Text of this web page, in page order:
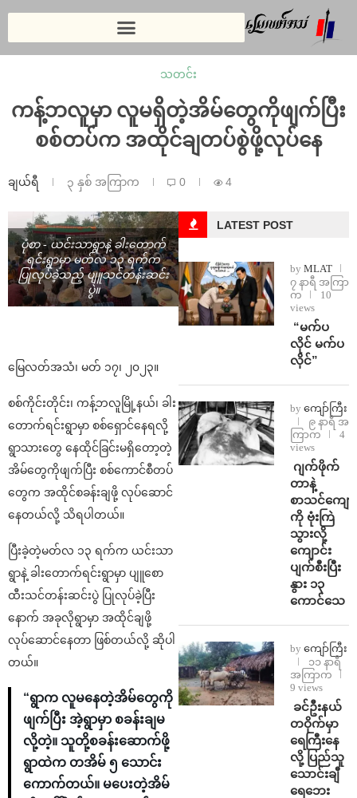
သတင်း
ကန့်ဘလူမှာ လူမရှိတဲ့အိမ်တွေကိုဖျက်ပြီး
စစ်တပ်က အထိုင်ချတပ်စွဲဖို့လုပ်နေ
ချယ်ရီ ၃ နှစ် အကြာက 0 4
ပုံစာ - ယင်းသာရွာနဲ့ ခါးတောက်
ရင်းရွာမှာ မတ်လ ၁၃ ရက်က
ပြုလုပ်ခဲ့သည့် ပျူသင်တန်းဆင်း
ပွဲ။
မြေလတ်အသံ၊ မတ် ၁၇၊ ၂၀၂၃။
စစ်ကိုင်းတိုင်း၊ ကန့်ဘလူမြို့နယ်၊ ခါး
တောက်ရင်းရွာမှာ စစ်ရှောင်နေရလို့
ရွာသားတွေ နေထိုင်ခြင်းမရှိတော့တဲ့
အိမ်တွေကိုဖျက်ပြီး စစ်ကောင်စီတပ်
တွေက အထိုင်စခန်းချဖို့ လုပ်ဆောင်
နေတယ်လို့ သိရပါတယ်။
ပြီးခဲ့တဲ့မတ်လ ၁၃ ရက်က ယင်းသာ
ရွာနဲ့ ခါးတောက်ရင်းရွာမှာ ပျူစော
ထီးသင်တန်းဆင်းပွဲ ပြုလုပ်ခဲ့ပြီး
နောက် အခုလိုရွာမှာ အထိုင်ချဖို့
လုပ်ဆောင်နေတာ ဖြစ်တယ်လို့ ဆိုပါ
တယ်။
“ရွာက လူမနေတဲ့အိမ်တွေကို
ဖျက်ပြီး အဲ့ရွာမှာ စခန်းချမ
လို့တဲ့။ သူတို့စခန်းဆောက်ဖို့
ရွာထဲက တအိမ် ၅ သောင်း
ကောက်တယ်။ မပေးတဲ့အိမ်
LATEST POST
by MLAT
၇ နာရီ အကြာ
က
10
views
⁨ ⁨“မက်ပ
လိုင် မက်ပ
လိုင်”
by ကျော်ကြီး
၉ နာရီ အ
ကြာက
4
views
⁨⁩ ⁨ဂျက်ဖိုက်
တာနဲ့
စာသင်ကျော
ကို ဗုံးကြဲ
သွားလို့
ကျောင်း
ပျက်စီးပြီး
နွား ၁၃
ကောင်သေ
by ကျော်ကြီး
၁၁ နာရီ
အကြာက
9 views
⁩ ⁨ခင်ဦးနယ်
တဝိုက်မှာ
ရေကြီးနေ
လို့ ပြည်သူ
သောင်းချီ
ရေဘေး